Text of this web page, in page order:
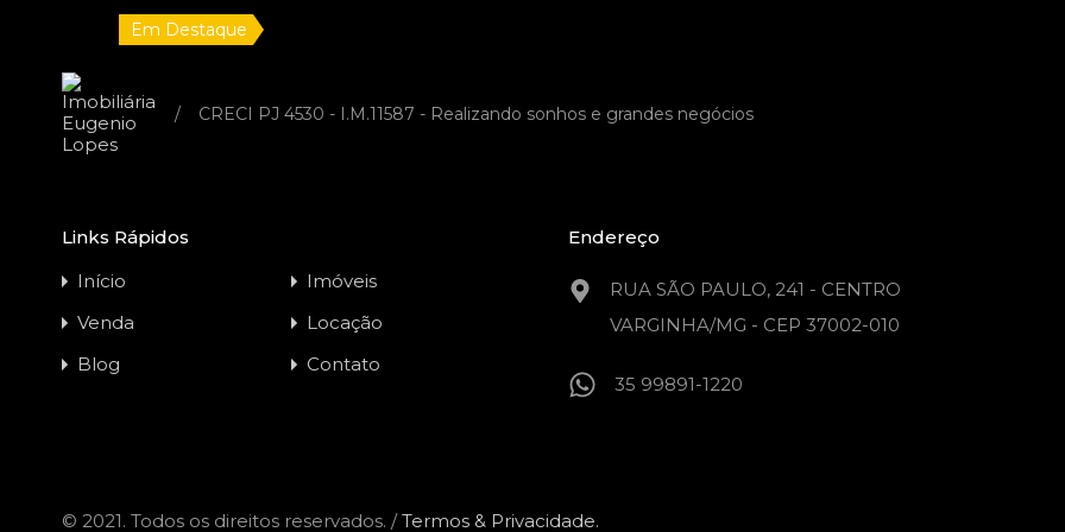
Em Destaque
PORTO PRÍNCIPE –
🌳 VENDE-SE – LOTE NO BAIRRO PORTO
Venda no Bairro Bela Vista.
R$450.000,00
/ CRECI PJ 4530 - I.M.11587 - Realizando sonhos e grandes negócios
Links Rápidos
Início
Imóveis
Venda
Locação
Blog
Contato
Endereço
RUA SÃO PAULO, 241 - CENTRO
VARGINHA/MG - CEP 37002-010
35 99891-1220
© 2021. Todos os direitos reservados. /Termos & Privacidade.